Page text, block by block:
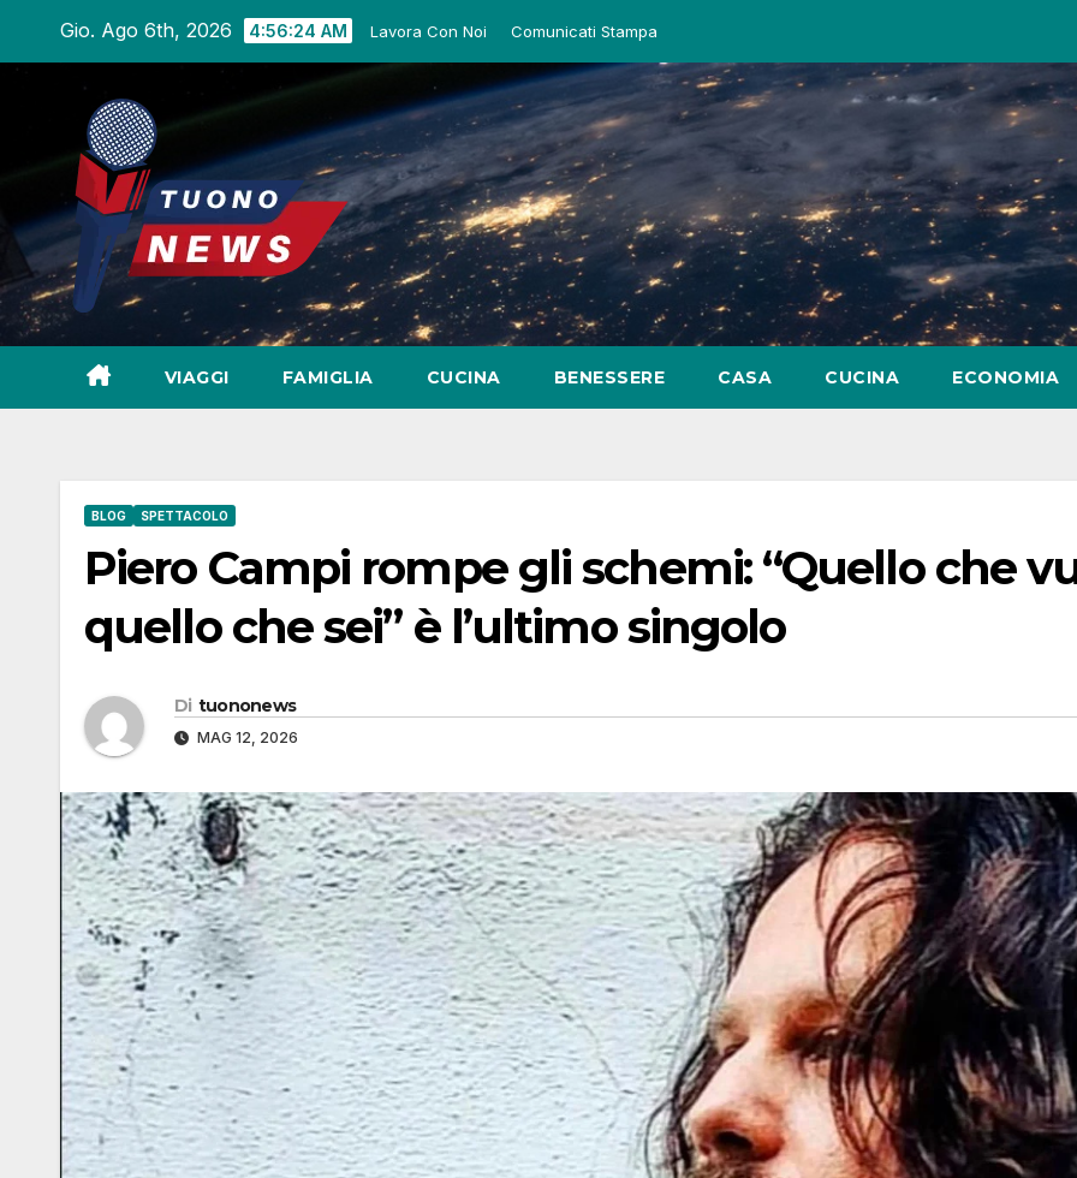
contenuto
Gio. Ago 6th, 2026 4:56:26 AM Lavora Con Noi Comunicati Stampa
VIAGGI FAMIGLIA CUCINA BENESSERE CASA CUCINA ECONOMIA
BLOG SPETTACOLO
Piero Campi rompe gli schemi: “Quello che
quello che sei” è l’ultimo singolo
Di tuononews
MAG 12, 2026